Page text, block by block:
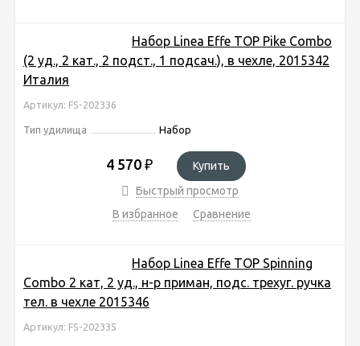
Набор Linea Effe TOP Pike Combo
(2 уд., 2 кат., 2 подст., 1 подсач.), в чехле, 2015342
Италия
Артикул: FS-202336
Тип удилища Набор
4 570 ₽
Купить
Быстрый просмотр
В избранное
Сравнение
Набор Linea Effe TOP Spinning
Combo 2 кат, 2 уд., н-р приман, подс. трехуг. ручка
тел. в чехле 2015346
Артикул: FS-202335